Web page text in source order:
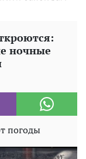
ночные
погоды